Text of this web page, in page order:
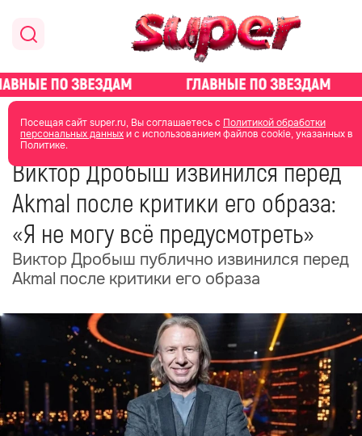
Посещая сайт super.ru, Вы соглашаетесь с Политикой обработки
персональных данныхи с использованием файлов cookie, указанных в
Политике.
главная новости о звездах новости
19 июня
Виктор Дробыш извинился перед
Akmal после критики его образа:
«Я не могу всё предусмотреть»
Виктор Дробыш публично извинился перед
Akmal после критики его образа